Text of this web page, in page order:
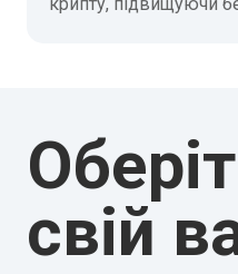
крипту, підвищуючи
свій